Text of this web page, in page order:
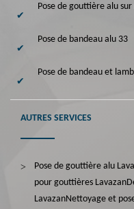
Pose de gouttière alu
Pose de bandeau alu 33
Pose de bandeau et
AUTRES SERVICES
Pose de gouttière alu
pour gouttières Lavazan
LavazanNettoyage et